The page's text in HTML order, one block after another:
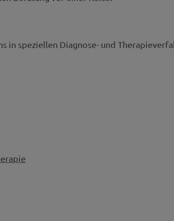
in speziellen Diagnose- und